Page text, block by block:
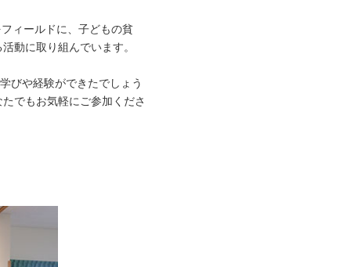
ィールドに、子どもの貧
動に取り組んでいます。
びや経験ができたでしょう
でもお気軽にご参加くださ